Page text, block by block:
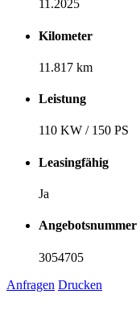
11.2025
Kilometer
11.817 km
Leistung
110 KW / 150 PS
Leasingfähig
Ja
Angebotsnummer
3054705
Anfragen Drucken